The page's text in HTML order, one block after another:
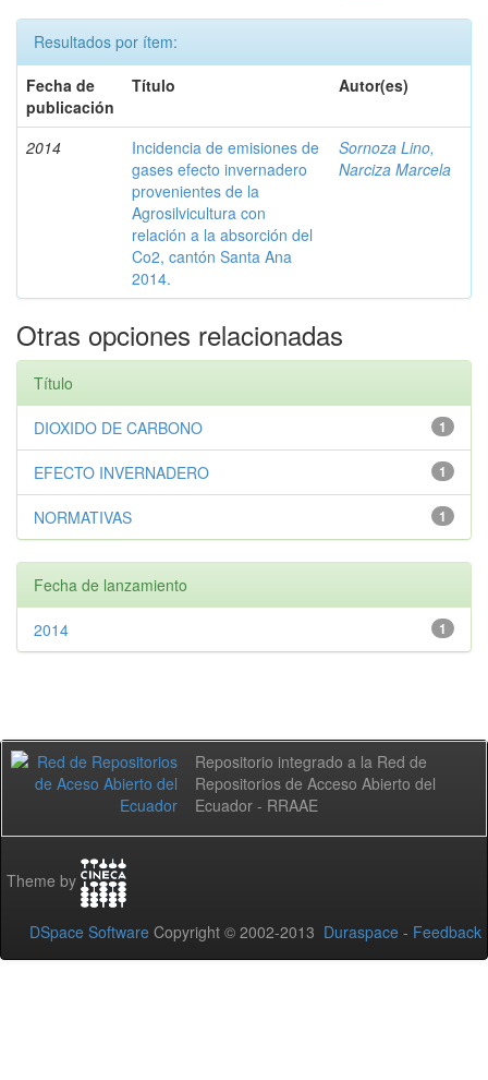
Resultados por ítem:
Fecha de
publicación
Título Autor(es)
2014
Incidencia de emisiones de
gases efecto invernadero
provenientes de la
Agrosilvicultura con
relación a la absorción del
Co2, cantón Santa Ana
2014.
Sornoza Lino,
Narciza Marcela
Otras opciones relacionadas
Título
1
DIOXIDO DE CARBONO
1
EFECTO INVERNADERO
1
NORMATIVAS
Fecha de lanzamiento
1
2014
Repositorio integrado a la Red de
Repositorios de Acceso Abierto del
Ecuador - RRAAE
Theme by
DSpace Software Copyright © 2002-2013 Duraspace - Feedback